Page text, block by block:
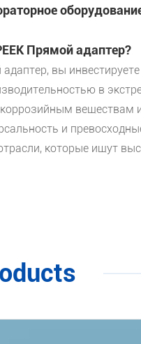
Прямой адаптер?
вы
в
коррозийным
и
которые ищут